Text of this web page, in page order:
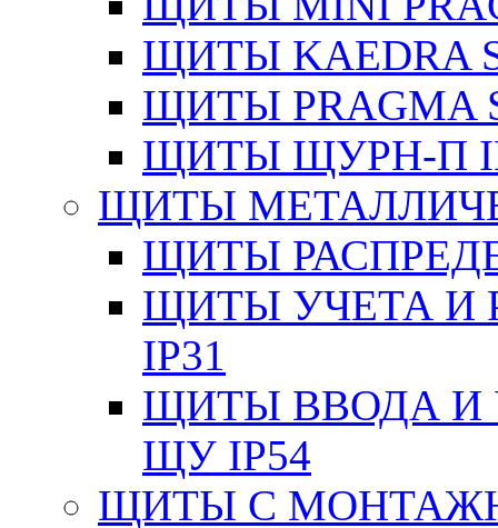
ЩИТЫ KAEDRA
ЩИТЫ PRAGMA
ЩИТЫ ЩУРН-П
ЩИТЫ
ЩИТЫ
ЩИТЫ УЧЕТА И
IP31
ЩИТЫ ВВОДА И
ЩУ IP54
ЩИТЫ С